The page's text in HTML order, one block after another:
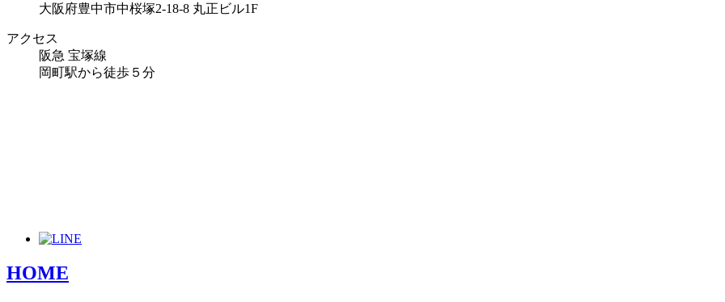
大阪府豊中市中桜塚2-18-8 丸正ビル1F
アクセス
阪急 宝塚線
岡町駅から徒歩５分
HOME